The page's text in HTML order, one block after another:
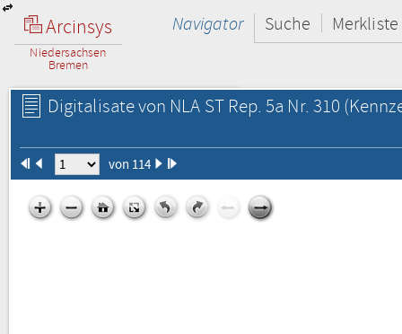
Arcinsys
Niedersachsen
Bremen
Navigator Suche Merkliste
Digitalisate von NLA ST Rep. 5a Nr. 310
von 114